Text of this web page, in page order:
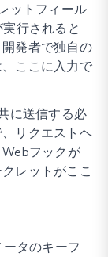
ットフィール
行されると
発者で独自の
ここに入力で
に送信する必
リクエストヘ
フックが
レットがここ
タのキーフ